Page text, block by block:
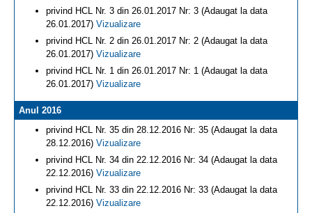
privind HCL Nr. 3 din 26.01.2017 Nr: 3 (Adaugat la data
26.01.2017) Vizualizare
privind HCL Nr. 2 din 26.01.2017 Nr: 2 (Adaugat la data
26.01.2017) Vizualizare
privind HCL Nr. 1 din 26.01.2017 Nr: 1 (Adaugat la data
26.01.2017) Vizualizare
Anul 2016
privind HCL Nr. 35 din 28.12.2016 Nr: 35 (Adaugat la data
28.12.2016) Vizualizare
privind HCL Nr. 34 din 22.12.2016 Nr: 34 (Adaugat la data
22.12.2016) Vizualizare
privind HCL Nr. 33 din 22.12.2016 Nr: 33 (Adaugat la data
22.12.2016) Vizualizare